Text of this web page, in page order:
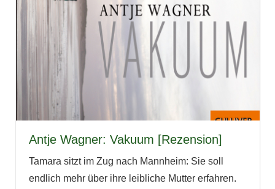
Antje Wagner: Vakuum [Rezension]
Tamara sitzt im Zug nach Mannheim: Sie soll
endlich mehr über ihre leibliche Mutter erfahren.